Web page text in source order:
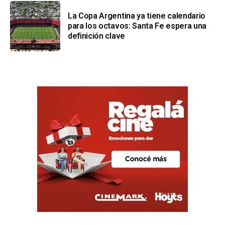
La Copa Argentina ya tiene calendario
para los octavos: Santa Fe espera una
definición clave